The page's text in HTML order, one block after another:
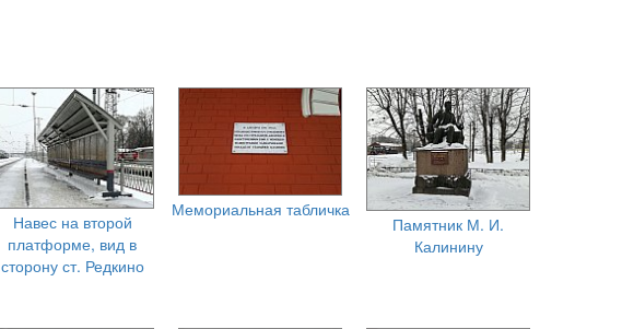
Навес на второй
платформе, вид в
сторону ст. Редкино
Мемориальная табличка
Памятник М. И.
Калинину